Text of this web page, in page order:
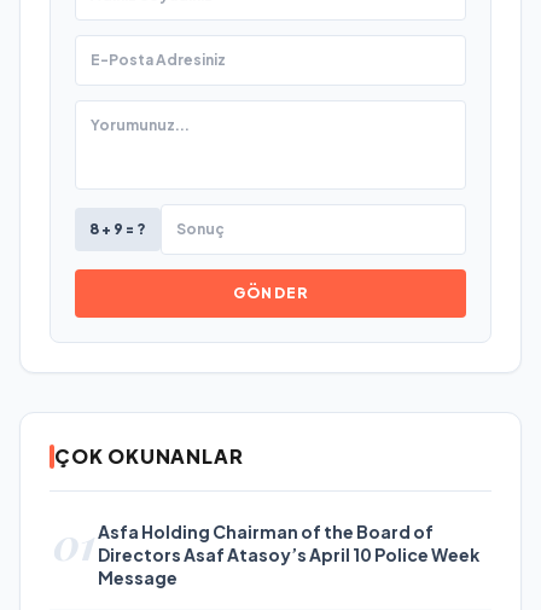
8 + 9 = ?
GÖNDER
ÇOK OKUNANLAR
01Asfa Holding Chairman of the Board of
Directors Asaf Atasoy’s April 10 Police Week
Message